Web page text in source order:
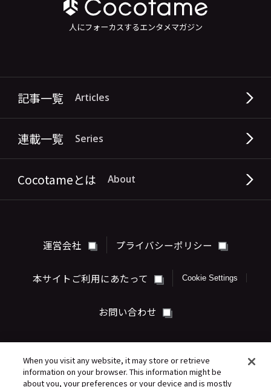
人にフォーカスするエンタメマガジン
記事一覧 Articles
連載一覧 Series
Cocotameとは About
運営会社 プライバシーポリシー
本サイトご利用にあたって Cookie Settings
お問い合わせ
When you visit any website, it may store or retrieve
information on your browser. This information might be
about you, your preferences or your device and is mostly